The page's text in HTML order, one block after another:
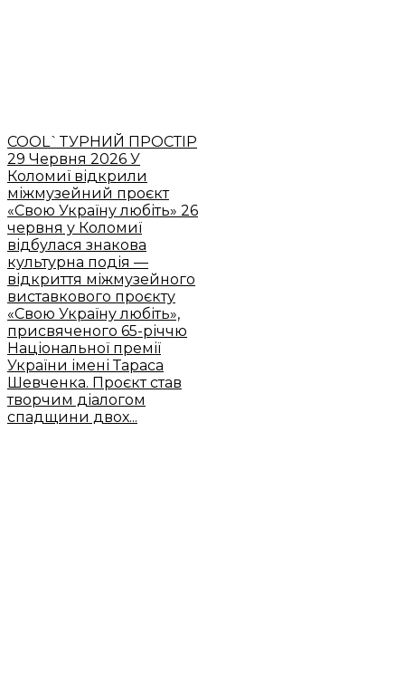
COOL`TУРНИЙ ПРОСТІР
29 Червня 2026 У
Коломиї відкрили
міжмузейний проєкт
«Свою Україну любіть» 26
червня у Коломиї
відбулася знакова
культурна подія —
відкриття міжмузейного
виставкового проєкту
«Свою Україну любіть»,
присвяченого 65-річчю
Національної премії
України імені Тараса
Шевченка. Проєкт став
творчим діалогом
спадщини двох...